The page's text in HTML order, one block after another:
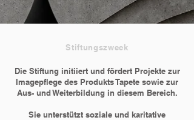
Stiftungszweck
Die Stiftung initiiert und fördert Projekte zur
Imagepflege des Produkts Tapete sowie zur
Aus- und Weiterbildung in diesem Bereich.
Sie unterstützt soziale und karitative